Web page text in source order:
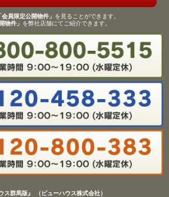
会員限定公開物件」 を見ることができます。
物件」 を弊社店舗にてご紹介できます。
ス群馬版』 （ビューハウス株式会社）